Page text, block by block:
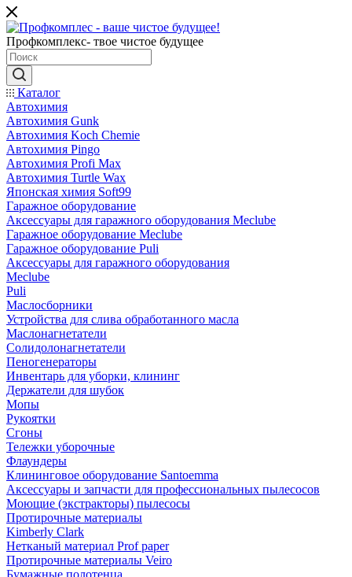
Профкомплекс- твое чистое будущее
Каталог
Автохимия
Автохимия Gunk
Автохимия Koch Chemie
Автохимия Pingo
Автохимия Profi Max
Автохимия Turtle Wax
Японская химия Soft99
Гаражное оборудование
Аксессуары для гаражного оборудования Meclube
Гаражное оборудование Meclube
Гаражное оборудование Puli
Аксессуары для гаражного оборудования
Meclube
Puli
Маслосборники
Устройства для слива обработанного масла
Маслонагнетатели
Солидолонагнетатели
Пеногенераторы
Инвентарь для уборки, клининг
Держатели для шубок
Мопы
Рукоятки
Сгоны
Тележки уборочные
Флаундеры
Клининговое оборудование Santoemma
Аксессуары и запчасти для профессиональных пылесосов
Моющие (экстракторы) пылесосы
Протирочные материалы
Kimberly Clark
Нетканый материал Prof paper
Протирочные материалы Veiro
Бумажные полотенца